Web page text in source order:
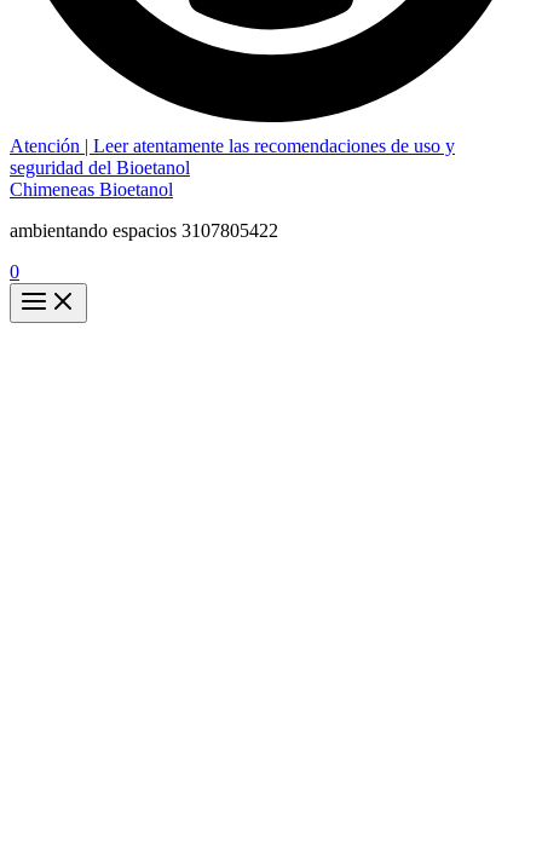
Atención | Leer atentamente las recomendaciones de uso y
seguridad del Bioetanol
Chimeneas Bioetanol
ambientando espacios 3107805422
0